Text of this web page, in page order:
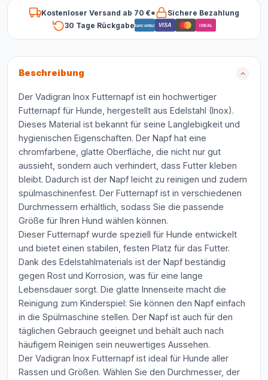
Kostenloser Versand ab 70 €*
Sichere Bezahlung
30 Tage RückgabeBancontact VISA iDEAL
Beschreibung
Der Vadigran Inox Futternapf ist ein hochwertiger
Futternapf für Hunde, hergestellt aus Edelstahl (Inox).
Dieses Material ist bekannt für seine Langlebigkeit und
hygienischen Eigenschaften. Der Napf hat eine
chromfarbene, glatte Oberfläche, die nicht nur gut
aussieht, sondern auch verhindert, dass Futter kleben
bleibt. Dadurch ist der Napf leicht zu reinigen und zudem
spülmaschinenfest. Der Futternapf ist in verschiedenen
Durchmessern erhältlich, sodass Sie die passende
Größe für Ihren Hund wählen können.
Dieser Futternapf wurde speziell für Hunde entwickelt
und bietet einen stabilen, festen Platz für das Futter.
Dank des Edelstahlmaterials ist der Napf beständig
gegen Rost und Korrosion, was für eine lange
Lebensdauer sorgt. Die glatte Innenseite macht die
Reinigung zum Kinderspiel: Sie können den Napf einfach
in die Spülmaschine stellen. Der Napf ist auch für den
täglichen Gebrauch geeignet und behält auch nach
häufigem Reinigen sein neuwertiges Aussehen.
Der Vadigran Inox Futternapf ist ideal für Hunde aller
Rassen und Größen. Wählen Sie den Durchmesser, der